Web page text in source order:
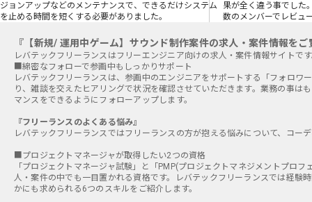
ジョンアップなどのメンテナンスで、できるだけシステム
を止める時間を短くする必要がありました。
果が全く違う事でした
数のメンバーでレビュ
『【新規/ 運用中ゲーム】サウンド制作案件の求人・案件情報をご
■綿密なフォローで参画中もしっかりサポート
レバテックフリーランスは、参画中のエンジニアをサポートする「フォロ
り、雑談を交えたヒアリングで状況を確認させていただきます。業務の事
マンスをできるようにフォローアップします。
『フリーランスのよくある悩み』
レバテックフリーランスではフリーランスの方が抱える悩みについて、コー
■プロジェクトマネージャが取得したい2つの資格
「プロジェクトマネージャ試験」と「PMP(プロジェクトマネジメントプロ
人・案件の中でも一目置かれる資格です。レバテックフリーランスでは経験
かにも求められる6つのスキルをご紹介します。